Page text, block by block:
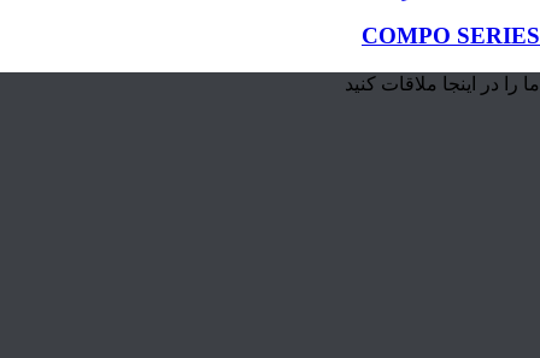
COMPO SERIES
ما را در اینجا ملاقات کنید